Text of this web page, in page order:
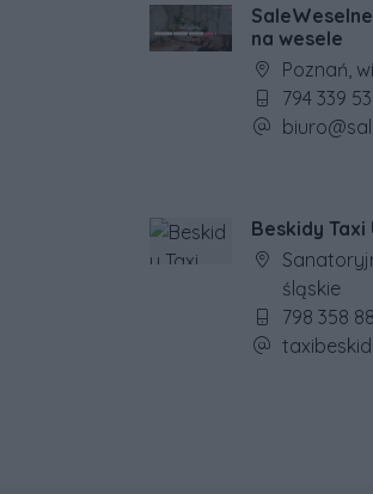
na wesele
Adres firmy:
Poznań,
Numer794 339
Adres e-mail
Beskidy
Adres firmy:
śląskie
Numer798 358
Adres e-mail